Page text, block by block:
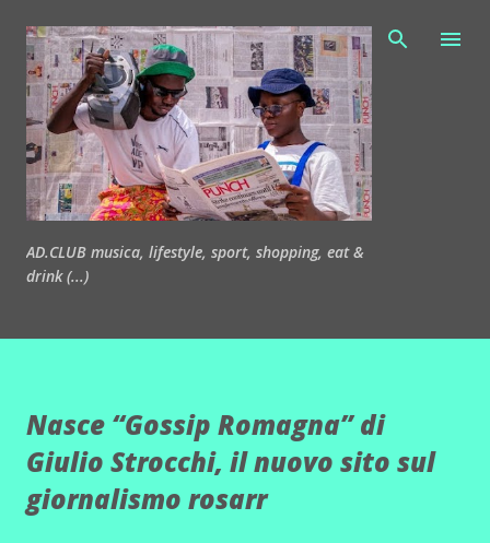
Passa ai contenuti principali
AD.CLUB musica, lifestyle, sport, shopping, eat &
drink (...)
Nasce “Gossip Romagna” di
Giulio Strocchi, il nuovo sito sul
giornalismo rosarr